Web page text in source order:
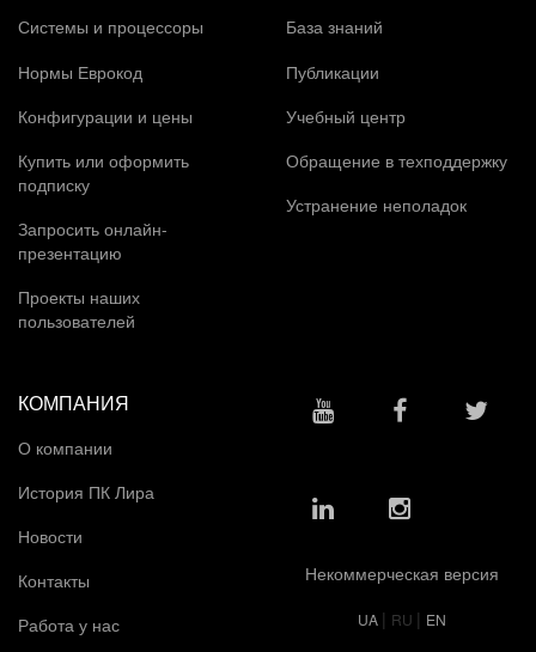
Системы и процессоры
Нормы Еврокод
Конфигурации и цены
Купить или оформить
подписку
Запросить онлайн-
презентацию
Проекты наших
пользователей
База знаний
Публикации
Учебный центр
Обращение в техподдержку
Устранение неполадок
КОМПАНИЯ
О компании
История ПК Лира
Новости
Контакты
Работа у нас
Некоммерческая версия
UA | RU | EN